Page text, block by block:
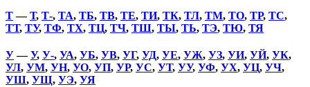
Т—Т, Т-, ТА, ТБ, ТВ, ТЕ, ТИ, ТК, ТЛ, ТМ, ТО, ТР, ТС,
ТТ, ТУ, ТФ, ТХ, ТЦ, ТЧ, ТШ, ТЫ, ТЬ, ТЭ, ТЮ, ТЯ
У—У, У-, УА, УБ, УВ, УГ, УД, УЕ, УЖ, УЗ, УИ, УЙ, УК,
УЛ, УМ, УН, УО, УП, УР, УС, УТ, УУ, УФ, УХ, УЦ, УЧ,
УШ, УЩ, УЭ, УЯ